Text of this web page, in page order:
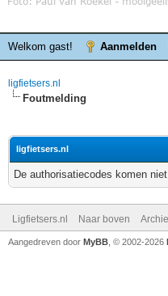
Welkom gast! Aanmelden
ligfietsers.nl
Foutmelding
ligfietsers.nl
De authorisatiecodes komen
Ligfietsers.nl Naar boven
Aangedreven door MyBB , © 2002-2026